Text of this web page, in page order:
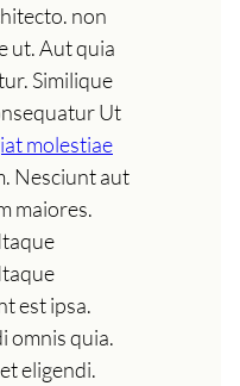
non
ut. Aut quia
Similique
Ut
molestiae
Nesciunt aut
maiores.
est ipsa.
omnis quia.
eligendi.